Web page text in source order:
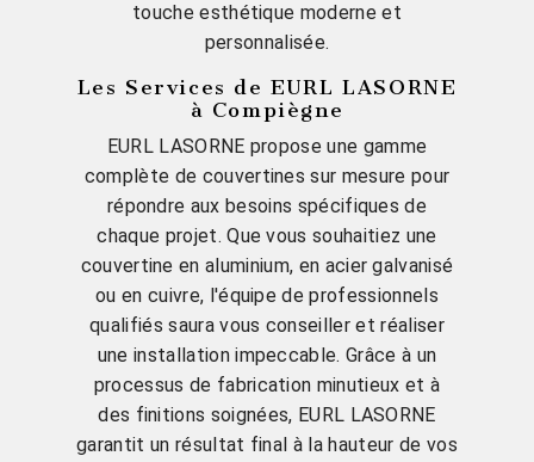
touche esthétique moderne et
personnalisée.
Les Services de EURL LASORNE
à Compiègne
EURL LASORNE propose une gamme
complète de couvertines sur mesure pour
répondre aux besoins spécifiques de
chaque projet. Que vous souhaitiez une
couvertine en aluminium, en acier galvanisé
ou en cuivre, l'équipe de professionnels
qualifiés saura vous conseiller et réaliser
une installation impeccable. Grâce à un
processus de fabrication minutieux et à
des finitions soignées, EURL LASORNE
garantit un résultat final à la hauteur de vos